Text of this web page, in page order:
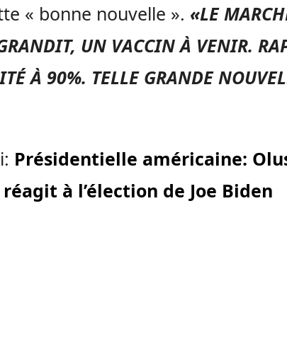
« bonne nouvelle ». «LE
UN VACCIN À VENIR.
À 90%. TELLE GRANDE
Présidentielle américaine:
à l’élection de Joe Biden